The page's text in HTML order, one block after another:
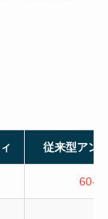
従来型アン
60-